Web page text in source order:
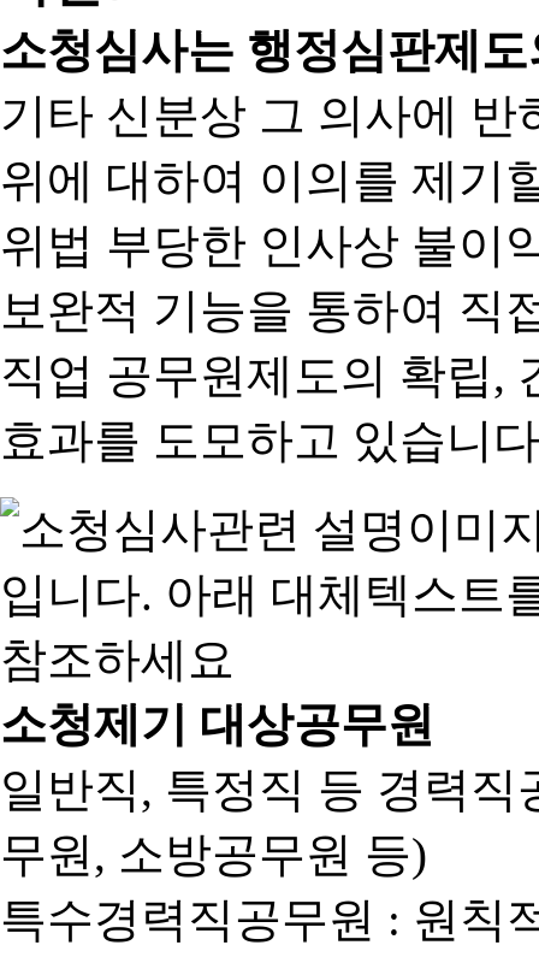
소청심사는 행정심판제
기타 신분상 그 의사에
위에 대하여 이의를 제기
위법 부당한 인사상 불이
보완적 기능을 통하여 직
직업 공무원제도의 확립,
효과를 도모하고 있습니
소청제기 대상공무원
일반직, 특정직 등 경력
무원, 소방공무원 등)
특수경력직공무원 : 원칙